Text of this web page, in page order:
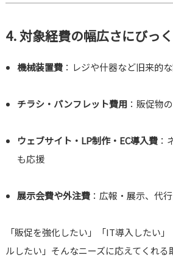
4. 対象経費の幅広さにびっく
機械装置費 ：レジや什器など旧来的
チラシ・パンフレット費用 ：販促物
ウェブサイト・LP制作・EC導入費 ：
も応援
展示会費や外注費 ：広報・展示、代
「販促を強化したい」「IT導入したい
ルしたい」そんなニーズに応えてくれる